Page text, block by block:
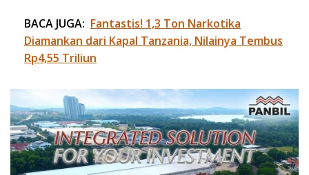
BACA JUGA: Fantastis! 1,3 Ton Narkotika
Diamankan dari Kapal Tanzania, Nilainya Tembus
Rp4,55 Triliun